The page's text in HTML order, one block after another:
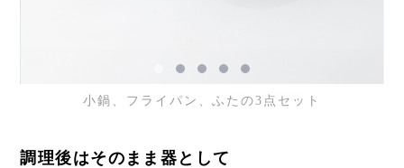
小鍋、フライパン、ふたの3点セット
調理後はそのまま器として